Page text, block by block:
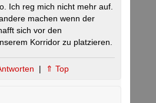
Ich reg mich nicht mehr auf.
machen wenn der
sich vor den
Korridor zu platzieren.
| ⇑ Top